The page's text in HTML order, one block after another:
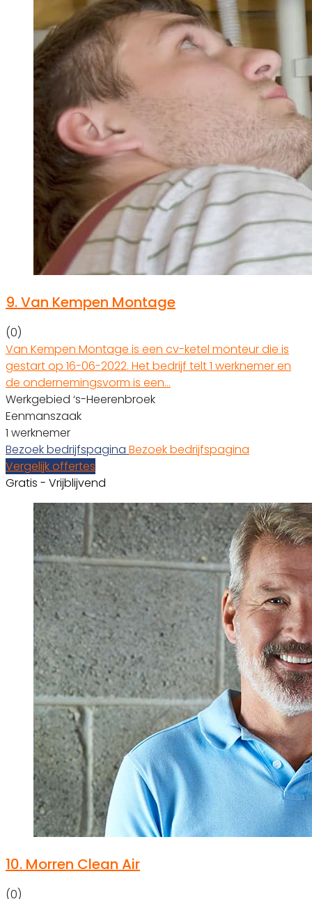
9.Van Kempen Montage
(0)
Van Kempen Montage is een cv-ketel monteur die is
gestart op 16-06-2022. Het bedrijf telt 1 werknemer en
de ondernemingsvorm is een…
Werkgebied ‘s-Heerenbroek
Eenmanszaak
1 werknemer
Bezoek bedrijfspagina Bezoek bedrijfspagina
Vergelijk offertes
Gratis - Vrijblijvend
10. Morren Clean Air
(0)